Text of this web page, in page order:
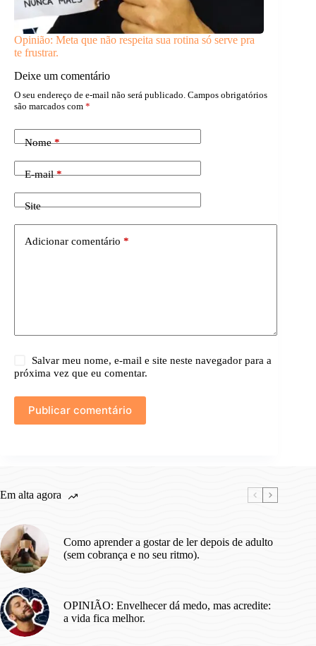
Opinião: Meta que não respeita sua rotina só serve pra
te frustrar.
Deixe um comentário
O seu endereço de e-mail não será publicado. Campos obrigatórios
são marcados com *
Nome*
E-mail*
Site
Adicionar comentário *
Salvar meu nome, e-mail e site neste navegador para a
próxima vez que eu comentar.
Publicar comentário
Em alta agora
Como aprender a gostar de ler depois de adulto
(sem cobrança e no seu ritmo).
OPINIÃO: Envelhecer dá medo, mas acredite:
a vida fica melhor.